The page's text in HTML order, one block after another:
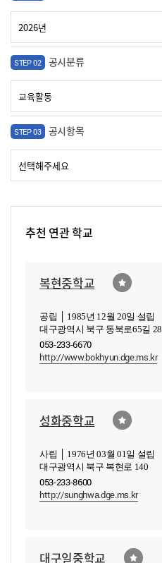
STEP 02 공시분류
STEP 03 공시항목
추천 연관 학교
복현중학교
공립 │ 1985년 12월 20일 설립
대구광역시 북구 동북로65길 28
053-233-6670
http://www.bokhyun.dge.ms.kr
성화중학교
사립 │ 1976년 03월 01일 설립
대구광역시 북구 복현로 140
053-233-8600
http://sunghwa.dge.ms.kr
대구일중학교